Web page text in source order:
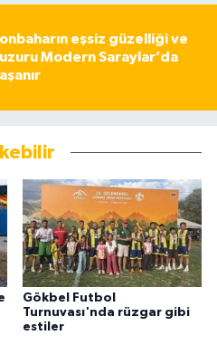
eşsiz güzelliği ve
Modern Saraylar’da
Gökbel Futbol
Turnuvası'nda rüzgar gibi
estiler